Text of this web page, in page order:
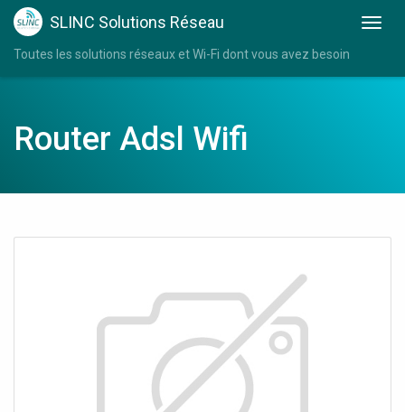
SLINC Solutions Réseau
Toutes les solutions réseaux et Wi-Fi dont vous avez besoin
Router Adsl Wifi